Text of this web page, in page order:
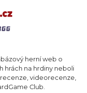
herní web o
hrách na hrdiny neboli
recenze, videorecenze,
Club.